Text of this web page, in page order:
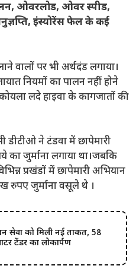
ओवरलोड, ओवर स्पीड,
इंस्योरेंस फेल के कई
वालों पर भी अर्थदंड लगाया।
नियमों का पालन नहीं होने
लदे हाइवा के कागजातों की
डीटीओ ने टंडवा में छापेमारी
जुर्माना लगाया था।जबकि
प्रखंडों में छापेमारी अभियान
रुपए जुर्माना वसूले थे ।
सेवा को मिली नई ताकत, 58
टेंडर का लोकार्पण